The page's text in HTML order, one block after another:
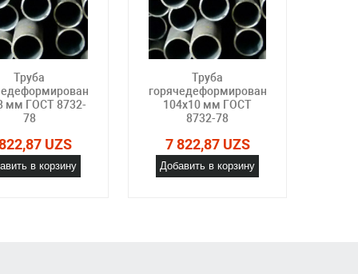
Труба
мм ГОСТ 8732-
78
UZS
в корзину
Труба
горячедеформированная
104х10 мм ГОСТ
8732-78
7 822,87 UZS
Добавить в корзину